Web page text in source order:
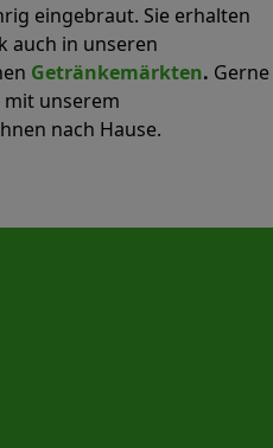
eingebraut. Sie erhalten
auch in unseren
Getränkemärkten. Gerne
unserem
nach Hause.